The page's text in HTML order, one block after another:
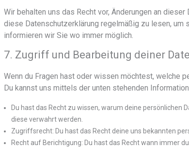
Wir behalten uns das Recht vor, Änderungen an
diese Datenschutzerklärung regelmäßig zu lesen, um
informieren wir Sie wo immer möglich.
7. Zugriff und Bearbeitung deiner
Wenn du Fragen hast oder wissen möchtest, welche
Du kannst uns mittels der unten stehenden
Du hast das Recht zu wissen, warum deine persönlichen
diese verwahrt werden.
Zugriffsrecht: Du hast das Recht deine uns bekannten
Recht auf Berichtigung: Du hast das Recht wann immer